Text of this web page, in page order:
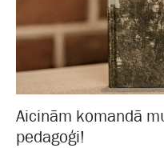
Aicinām komandā
pedagoģi!